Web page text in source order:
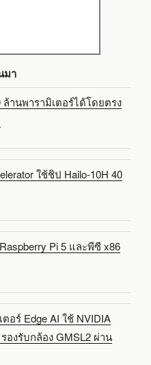
มา
ล้านพารามิเตอร์ได้โดยตรง
ใช้ชิป Hailo-10H 40
Pi 5 และพีซี x86
อร์ Edge AI ใช้ NVIDIA
องรับกล้อง GMSL2 ผ่าน